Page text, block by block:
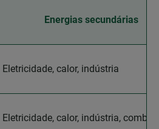
Energias secundárias
Eletricidade, calor, indústria
Eletricidade, calor, indústria,